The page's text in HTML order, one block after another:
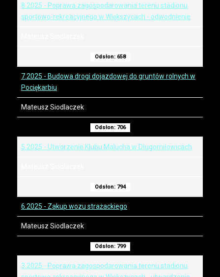
8.2025 - Poprawa zagospodarowania terenu stadionu
sportowo-rekreacyjnego w Większycach - odwodnienie
Odsłon: 658
7.2025 - Budowa drogi dojazdowej do gruntów rolnych w
Pociękarbiu
Mateusz Siodlaczek
Odsłon: 706
5.2025 - Utworzenie Klubu Malucha w Długomiłowicach
Odsłon: 794
6.2025 - Zakup wozu strażackiego
Mateusz Siodlaczek
Odsłon: 799
3.2025 - Poprawa zagospodarowania terenu stadionu